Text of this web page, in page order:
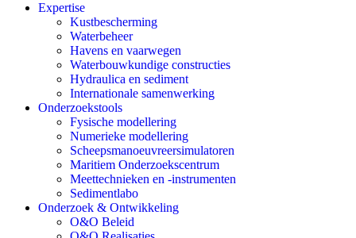
Expertise
Kustbescherming
Waterbeheer
Havens en vaarwegen
Waterbouwkundige constructies
Hydraulica en sediment
Internationale samenwerking
Onderzoekstools
Fysische modellering
Numerieke modellering
Scheepsmanoeuvreersimulatoren
Maritiem Onderzoekscentrum
Meettechnieken en -instrumenten
Sedimentlabo
Onderzoek & Ontwikkeling
O&O Beleid